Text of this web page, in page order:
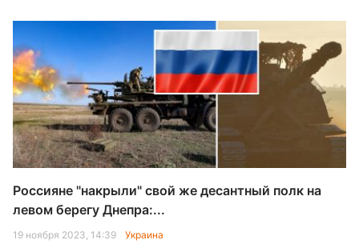
Россияне "накрыли" свой же десантный полк на
левом берегу Днепра:...
19 ноября 2023, 14:39 Украина